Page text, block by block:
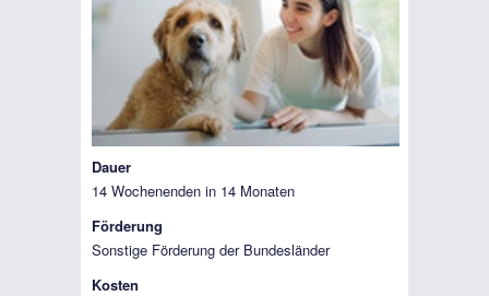
Dauer
14 Wochenenden in 14 Monaten
Förderung
Sonstige Förderung der Bundesländer
Kosten